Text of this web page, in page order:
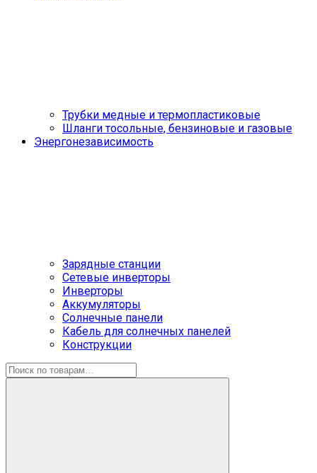
Трубки медные и термопластиковые
Шланги тосольные, бензиновые и газовые
Энергонезависимость
Зарядные станции
Сетевые инверторы
Инверторы
Аккумуляторы
Солнечные панели
Кабель для солнечных панелей
Конструкции